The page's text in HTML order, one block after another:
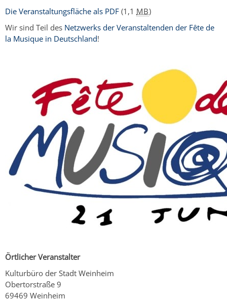
Die Veranstaltungsfläche als PDF (1,1 MB)
Wir sind Teil des Netzwerks der Veranstaltenden der Fête de
la Musique in Deutschland!
Örtlicher Veranstalter
Kulturbüro der Stadt Weinheim
Obertorstraße 9
69469 Weinheim